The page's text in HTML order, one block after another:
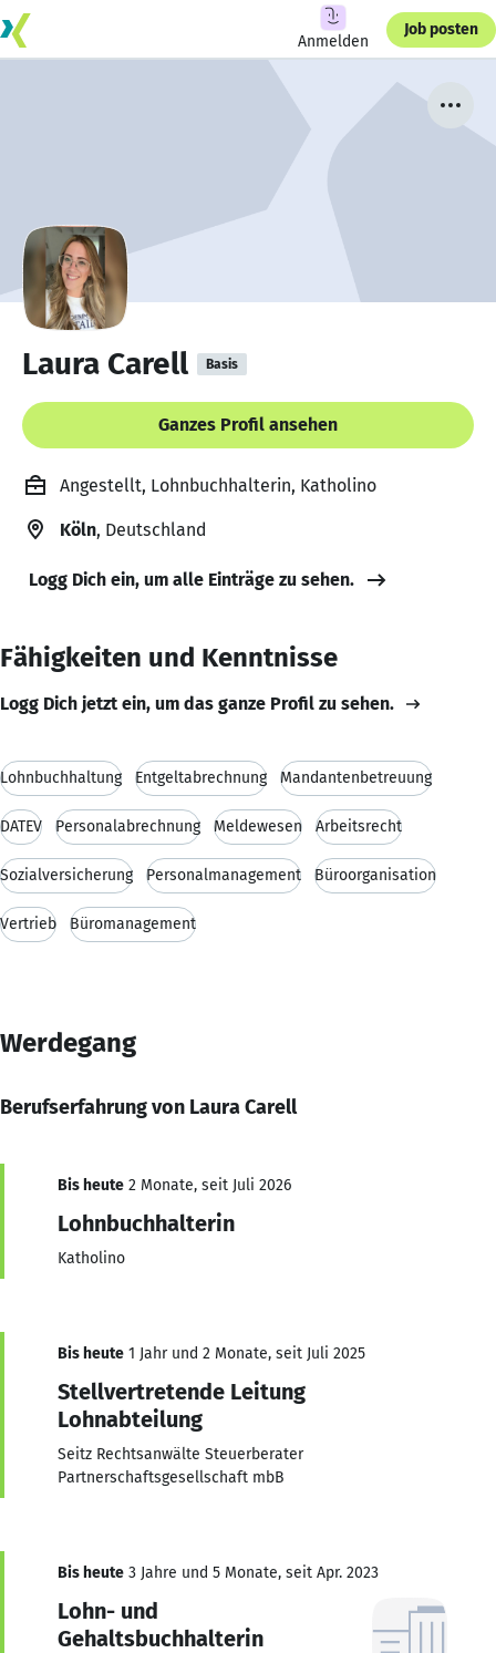
Anmelden
Job posten
Laura Carell Basis
Ganzes Profil ansehen
Angestellt, Lohnbuchhalterin, Katholino
Köln, Deutschland
Logg Dich ein, um alle Einträge zu sehen.
Fähigkeiten und Kenntnisse
Logg Dich jetzt ein, um das ganze Profil zu sehen.
Lohnbuchhaltung Entgeltabrechnung Mandantenbetreuung
DATEV Personalabrechnung Meldewesen Arbeitsrecht
Sozialversicherung Personalmanagement Büroorganisation
Vertrieb Büromanagement
Werdegang
Berufserfahrung von Laura Carell
Bis heute 2 Monate, seit Juli 2026
Lohnbuchhalterin
Katholino
Bis heute 1 Jahr und 2 Monate, seit Juli 2025
Stellvertretende Leitung
Lohnabteilung
Seitz Rechtsanwälte Steuerberater
Partnerschaftsgesellschaft mbB
Bis heute 3 Jahre und 5 Monate, seit Apr. 2023
Lohn- und
Gehaltsbuchhalterin